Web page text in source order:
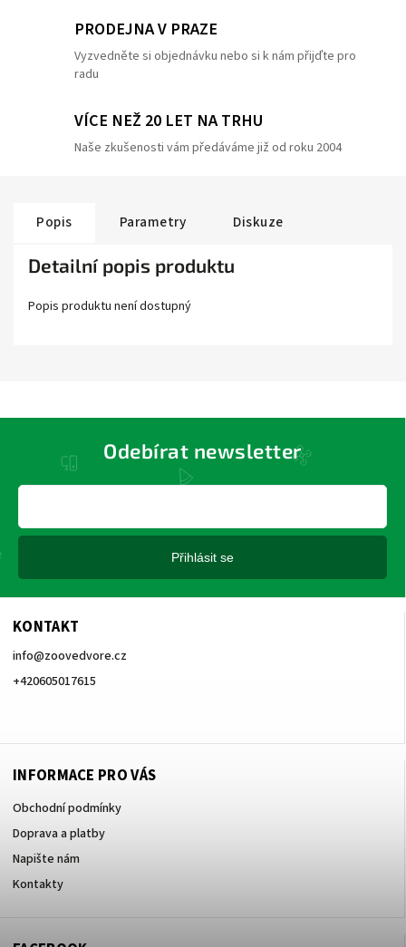
PRODEJNA V PRAZE
Vyzvedněte si objednávku nebo si k nám přijďte pro
radu
VÍCE NEŽ 20 LET NA TRHU
Naše zkušenosti vám předáváme již od roku 2004
Popis Parametry Diskuze
Detailní popis produktu
Popis produktu není dostupný
KONTAKT
info@zoovedvore.cz
+420605017615
INFORMACE PRO VÁS
Obchodní podmínky
Doprava a platby
Napište nám
Kontakty
Odebírat newsletter
Přihlásit se